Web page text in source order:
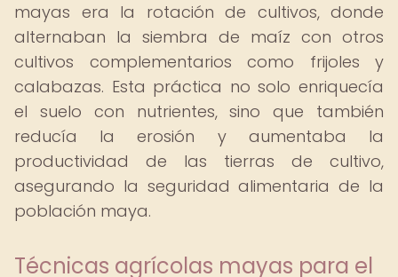
mayas era la rotación de cultivos, donde
alternaban la siembra de maíz con otros
cultivos complementarios como frijoles y
calabazas. Esta práctica no solo enriquecía
el suelo con nutrientes, sino que también
reducía la erosión y aumentaba la
productividad de las tierras de cultivo,
asegurando la seguridad alimentaria de la
población maya.
Técnicas agrícolas mayas para el